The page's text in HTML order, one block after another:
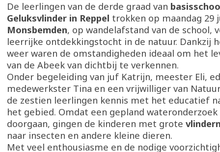
De leerlingen van de derde graad van
Geluksvlinder in Reppel trokken op maandag 29
Monsbemden, op wandelafstand van de school,
leerrijke ontdekkingstocht in de natuur. Dankzij
weer waren de omstandigheden ideaal om het
van de Abeek van dichtbij te verkennen.
Onder begeleiding van juf Katrijn, meester Eli,
medewerkster Tina en een vrijwilliger van
de zestien leerlingen kennis met het educatief
het gebied. Omdat een gepland
doorgaan, gingen de kinderen met grote
naar insecten en andere kleine dieren.
Met veel enthousiasme en de nodige